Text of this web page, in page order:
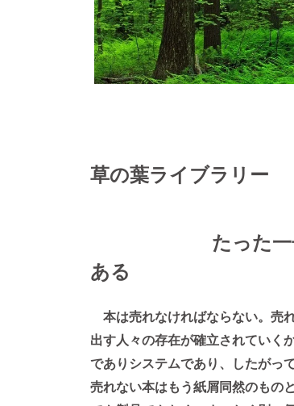
草の葉ライブラリー
たった
ある
本は売れなければならない。売
出す人々の存在が確立されていく
でありシステムであり、したがっ
売れない本はもう紙屑同然のもの